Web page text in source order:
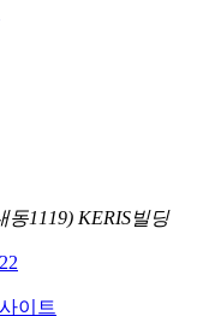
1119) KERIS빌딩